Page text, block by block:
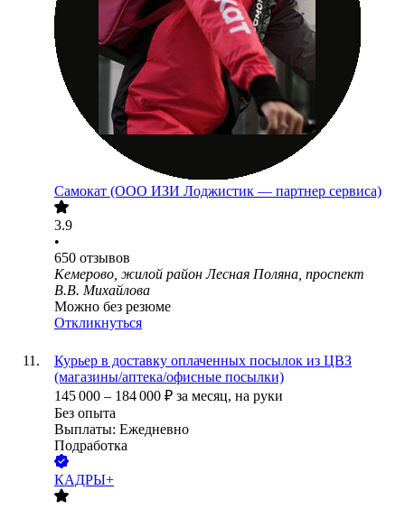
Самокат (ООО ИЗИ Лоджистик — партнер сервиса)
3.9
•
650 отзывов
Кемерово, жилой район Лесная Поляна, проспект
В.В. Михайлова
Можно без резюме
Откликнуться
Курьер в доставку оплаченных посылок из ЦВЗ
(магазины/аптека/офисные посылки)
145 000 – 184 000 ₽ за месяц, на руки
Без опыта
Выплаты: Ежедневно
Подработка
КАДРЫ+